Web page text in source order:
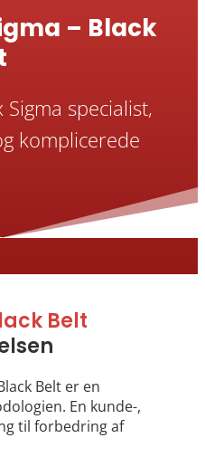
– Black
specialist,
komplicerede
Belt
Belt er en
En kunde-,
til forbedring af